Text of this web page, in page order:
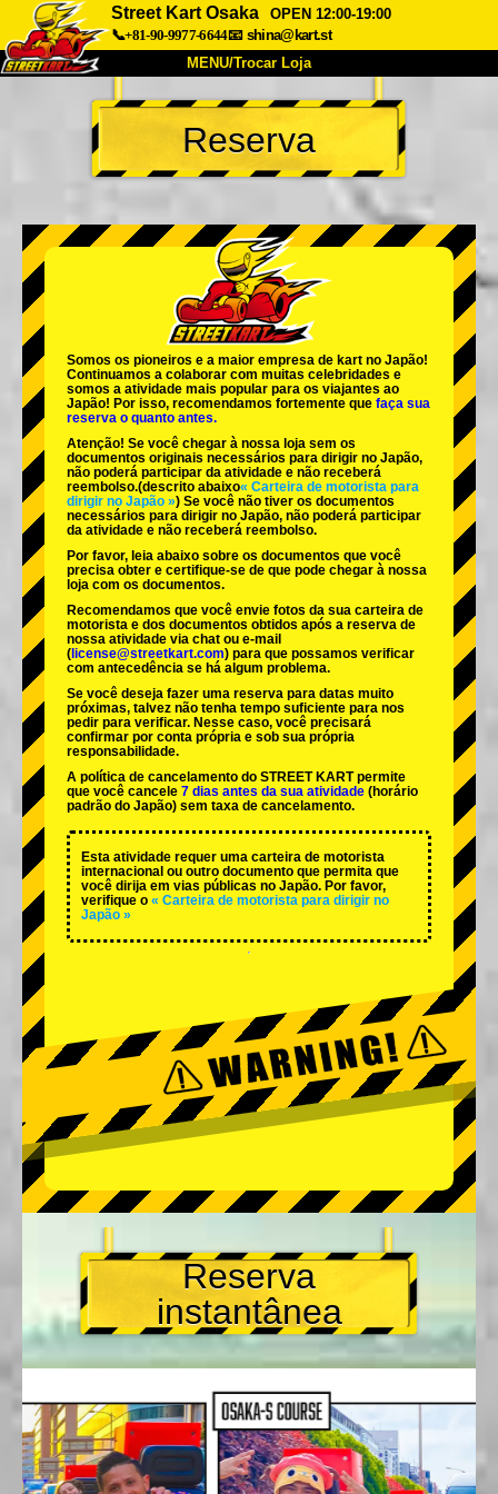
Street Kart Osaka
OPEN 12:00-19:00
📞+81-90-9977-6644📧 shina@kart.st
MENU/Trocar Loja
INÍCIO
Sobre Especificações Preços
Empresa Reserva
Trocar Loja
Tokyo Shinagawa Tokyo Akihabara#1
Tokyo Akihabara#2
Tokyo Shibuya Annex Tokyo Bay
Tokyo Asakusa Osaka
Okinawa
Reserva
Somos os pioneiros e a maior empresa de kart no Japão!
Continuamos a colaborar com muitas celebridades e
somos a atividade mais popular para os viajantes ao
Japão! Por isso, recomendamos fortemente que faça sua
reserva o quanto antes.
Atenção! Se você chegar à nossa loja sem os
documentos originais necessários para dirigir no Japão,
não poderá participar da atividade e não receberá
reembolso.(descrito abaixo« Carteira de motorista para
dirigir no Japão ») Se você não tiver os documentos
necessários para dirigir no Japão, não poderá participar
da atividade e não receberá reembolso.
Por favor, leia abaixo sobre os documentos que você
precisa obter e certifique-se de que pode chegar à nossa
loja com os documentos.
Recomendamos que você envie fotos da sua carteira de
motorista e dos documentos obtidos após a reserva de
nossa atividade via chat ou e-mail
( license@streetkart.com) para que possamos verificar
com antecedência se há algum problema.
Se você deseja fazer uma reserva para datas muito
próximas, talvez não tenha tempo suficiente para nos
pedir para verificar. Nesse caso, você precisará
confirmar por conta própria e sob sua própria
responsabilidade.
A política de cancelamento do STREET KART permite
que você cancele 7 dias antes da sua atividade (horário
padrão do Japão) sem taxa de cancelamento.
Esta atividade requer uma carteira de motorista
internacional ou outro documento que permita que
você dirija em vias públicas no Japão. Por favor,
verifique o « Carteira de motorista para dirigir no
Japão »
Reserva
instantânea